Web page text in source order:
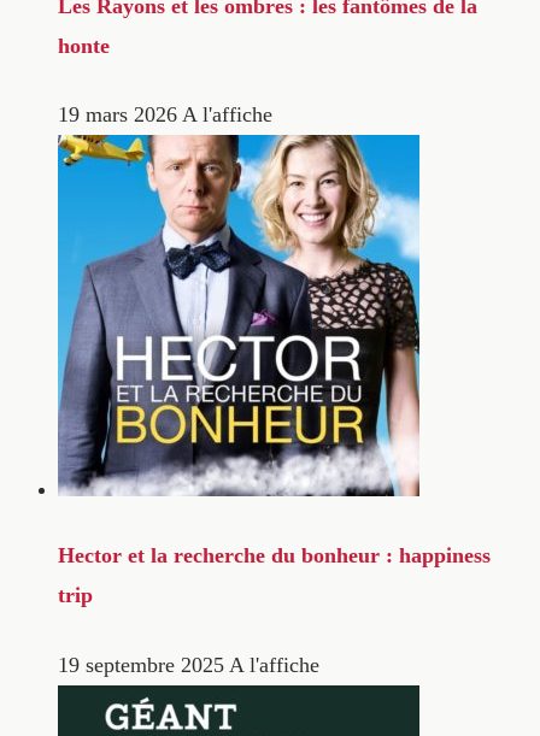
Les Rayons et les ombres : les fantômes de la
honte
19 mars 2026 A l'affiche
Hector et la recherche du bonheur : happiness
trip
19 septembre 2025 A l'affiche